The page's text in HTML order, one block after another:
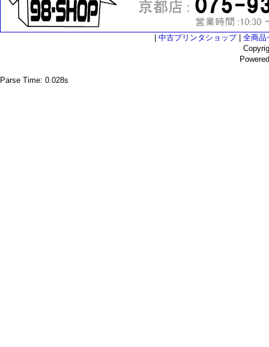
中古プリンタショップ| 全商品
Parse Time: 0.028s